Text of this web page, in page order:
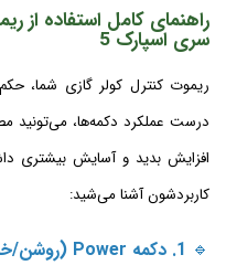
راهنمای کامل استفاده از
سری اسپارک 5
ریموت کنترل کولر گازی شما،
درست عملکرد دکمه‌ها، می‌تونید
افزایش بدید و آسایش بیشتری
کاربردشون آشنا می‌شید:
🔹 1. دکمه Power (روشن/خاموش):